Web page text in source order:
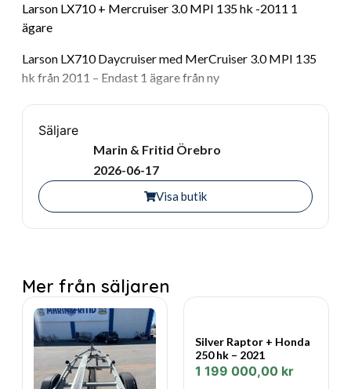
Larson LX710 + Mercruiser 3.0 MPI 135 hk -2011 1
ägare
Larson LX710 Daycruiser med MerCruiser 3.0 MPI 135
hk från 2011 – Endast 1 ägare från ny
Nu har vi nöjet att erbjuda en välvårdad Larson LX710
Daycruiser, utrustad med den pålitliga och
bränsleeffektiva MerCruiser 3.0 MPI-motorn på 135 hk.
Båten har endast haft en ägare sedan ny, vilket är ovanligt
och ett tydligt tecken på ett omsorgsfullt ägande genom
åren.
Larson är ett välkänt kvalitetsmärke med lång erfarenhet
praktiska lösningar med goda köregenskaper och hög
komfort ombord. Den passar utmärkt för såväl
dagsutflykter som badturer och avkopplande dagar på
sjön med familj och vänner.
Båtens genomtänkta layout erbjuder gott om sittplatser
Säljare
Marin & Fritid Örebro
2026-06-17
Visa butik
Mer från säljaren
Silver Raptor + Honda
250 hk – 2021
1 199 000,00 kr